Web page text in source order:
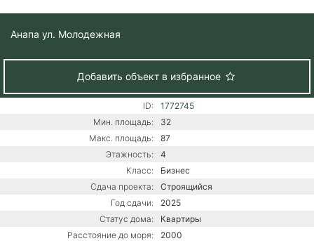
Анапа ул. Молодежная
Добавить объект в избранное
ID:
1772745
Мин. площадь:
32
Макс. площадь:
87
Этажность:
4
Класс:
Бизнес
Сдача проекта:
Строящийся
Год сдачи:
2025
Статус дома:
Квартиры
Расстояние до моря:
2000